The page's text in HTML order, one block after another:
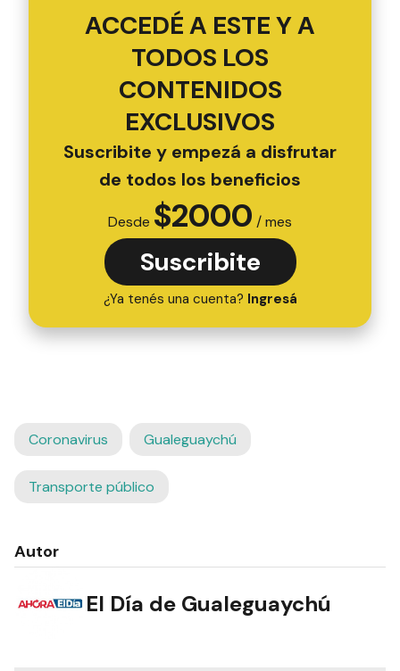
ACCEDÉ A ESTE Y A
TODOS LOS
CONTENIDOS
EXCLUSIVOS
Suscribite y empezá a disfrutar
de todos los beneficios
Desde $2000 / mes
Suscribite
¿Ya tenés una cuenta? Ingresá
Coronavirus Gualeguaychú
Transporte público
Autor
El Día de Gualeguaychú